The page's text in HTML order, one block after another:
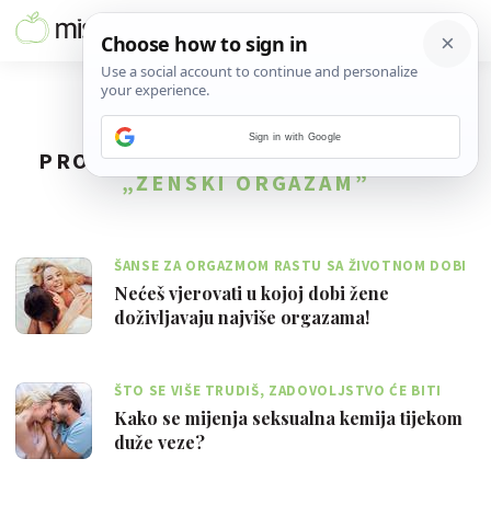
PRONAĐENO7REZULTATA ZA TAG
„ŽENSKI ORGAZAM”
ŠANSE ZA ORGAZMOM RASTU SA ŽIVOTNOM DOBI
Nećeš vjerovati u kojoj dobi žene
doživljavaju najviše orgazama!
ŠTO SE VIŠE TRUDIŠ, ZADOVOLJSTVO ĆE BITI
VEĆE
Kako se mijenja seksualna kemija tijekom
duže veze?
Sign in with Google